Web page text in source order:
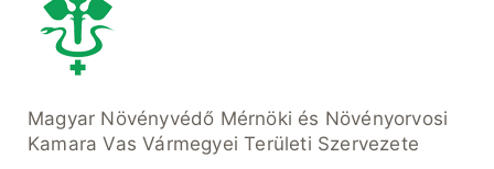
Magyar Növényvédő Mérnöki és Növényorvosi
Kamara Vas Vármegyei Területi Szervezete